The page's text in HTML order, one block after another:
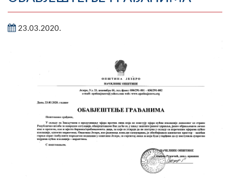
Географија
Фотогалерија
НАЧЕЛНИК
О Начелнику
23.03.2020.